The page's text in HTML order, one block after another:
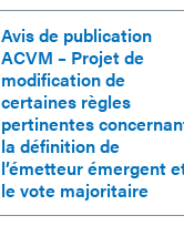
Avis de publication
ACVM – Projet de
modification de
certaines règles
pertinentes
la définition de
l’émetteur émergent
le vote majoritaire